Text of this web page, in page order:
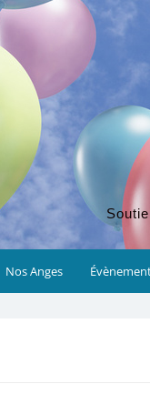
Nos Anges